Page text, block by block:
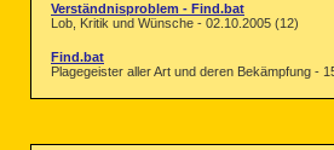
Verständnisproblem - Find.bat
Lob, Kritik und Wünsche - 02.10.2005 (12)
Find.bat
Plagegeister aller Art und deren Bekämpfung -